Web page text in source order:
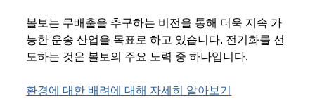
볼보는 무배출을 추구하는 비전을 통해 더욱 지속 가
능한 운송 산업을 목표로 하고 있습니다. 전기화를 선
도하는 것은 볼보의 주요 노력 중 하나입니다.
환경에 대한 배려에 대해 자세히 알아보기